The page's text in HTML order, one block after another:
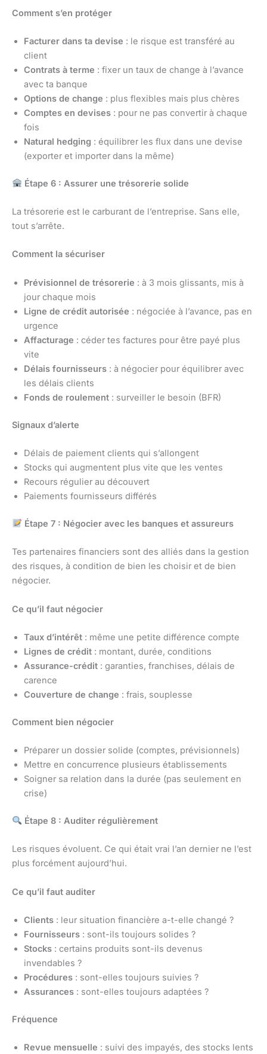
Comment s’en protéger
Facturer dans ta devise : le risque est transféré au
client
Contrats à terme : fixer un taux de change à l’avance
avec ta banque
Options de change : plus flexibles mais plus chères
Comptes en devises : pour ne pas convertir à chaque
fois
Natural hedging : équilibrer les flux dans une devise
(exporter et importer dans la même)
Étape 6 : Assurer une trésorerie solide
La trésorerie est le carburant de l’entreprise. Sans elle,
tout s’arrête.
Comment la sécuriser
Prévisionnel de trésorerie : à 3 mois glissants, mis à
jour chaque mois
Ligne de crédit autorisée : négociée à l’avance, pas en
urgence
Affacturage : céder tes factures pour être payé plus
vite
Délais fournisseurs : à négocier pour équilibrer avec
les délais clients
Fonds de roulement : surveiller le besoin (BFR)
Signaux d’alerte
Délais de paiement clients qui s’allongent
Stocks qui augmentent plus vite que les ventes
Recours régulier au découvert
Paiements fournisseurs différés
Étape 7 : Négocier avec les banques et assureurs
Tes partenaires financiers sont des alliés dans la gestion
des risques, à condition de bien les choisir et de bien
négocier.
Ce qu’il faut négocier
Taux d’intérêt : même une petite différence compte
Lignes de crédit : montant, durée, conditions
Assurance-crédit : garanties, franchises, délais de
carence
Couverture de change : frais, souplesse
Comment bien négocier
Préparer un dossier solide (comptes, prévisionnels)
Mettre en concurrence plusieurs établissements
Soigner sa relation dans la durée (pas seulement en
crise)
Étape 8 : Auditer régulièrement
Les risques évoluent. Ce qui était vrai l’an dernier ne l’est
plus forcément aujourd’hui.
Ce qu’il faut auditer
Clients : leur situation financière a-t-elle changé ?
Fournisseurs : sont-ils toujours solides ?
Stocks : certains produits sont-ils devenus
invendables ?
Procédures : sont-elles toujours suivies ?
Assurances : sont-elles toujours adaptées ?
Fréquence
Revue mensuelle : suivi des impayés, des stocks lents